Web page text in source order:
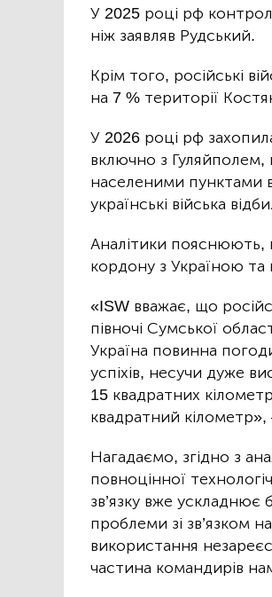
У 2025 році рф
ніж заявляв Рудський.
Крім того, російські
на 7 % території
У 2026 році рф
включно з
населеними пунктами в
українські війська
Аналітики пояснюють,
кордону з Україною та
«ISW вважає, що
півночі Сумської
Україна повинна
успіхів, несучи дуже
15 квадратних
квадратний
Нагадаємо, згідно з
повноцінної
зв’язку вже ускладнює
проблеми зі зв’язком
використання
частина командирів